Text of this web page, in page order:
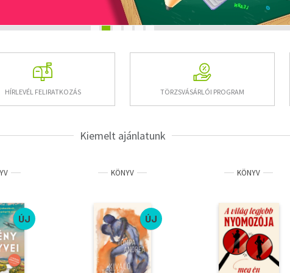
HÍRLEVÉL FELIRATKOZÁS TÖRZSVÁSÁRLÓI PROGRAM
Kiemelt ajánlatunk
ÚJ
KÖNYV
ÚJ
KÖNYV